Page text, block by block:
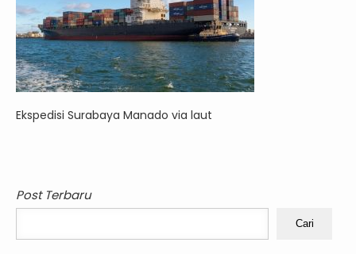
Ekspedisi Surabaya Manado via laut
Post Terbaru
Cari